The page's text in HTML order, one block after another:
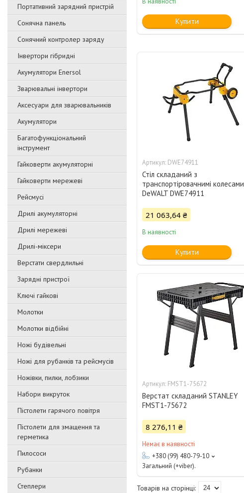
Портативний зарядний пристрій
Сонячна панель
Сонячний контролер заряду
Інвертори гібридні
Акумулятори Enersol
Зварювальні інвертори
Аксесуари для зварювальників
Акумулятори
Багатофункціональний
інструмент
Гайковерти акумуляторні
Гайковерти мережеві
Рейсмусі
Дрилі акумуляторні
Дрилі мережеві
Дрилі-міксери
Верстати свердлильні
Зарядні пристрої
Ключі гайкові
Молотки
Молотки відбійні
Ножі будівельні
Ножі для рубанків та рейсмусів
Ножівки, пилки, лобзики
Набори викруток
Пістолети гарячого повітря
Пістолети для змащення та
герметика
Пилососи
Рубанки
Степлери
Купити
DWE74911
Стіл складаний з
транспортіровачнимі колесами
DeWALT DWE74911
21 063,64 ₴
В наявності
Купити
FMST1-75672
Верстат складаний STANLEY
FMST1-75672
8 276,11 ₴
Немає в наявності
+380 (99) 480-79-10
Загальний (+viber).